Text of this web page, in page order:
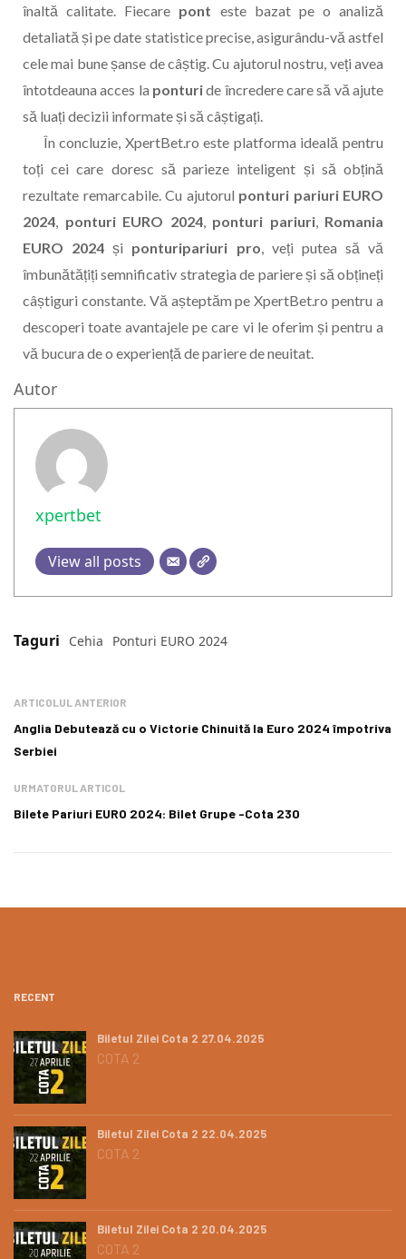
înaltă calitate. Fiecare pont este bazat pe o analiză
detaliată și pe date statistice precise, asigurându-vă astfel
cele mai bune șanse de câștig. Cu ajutorul nostru, veți avea
întotdeauna acces la ponturide încredere care să vă ajute
să luați decizii informate și să câștigați.
În concluzie, XpertBet.ro este platforma ideală pentru
toți cei care doresc să parieze inteligent și să obțină
rezultate remarcabile. Cu ajutorul ponturi pariuri EURO
2024, ponturi EURO 2024, ponturi pariuri, Romania
EURO 2024 și ponturipariuri pro, veți putea să vă
îmbunătățiți semnificativ strategia de pariere și să obțineți
câștiguri constante. Vă așteptăm pe XpertBet.ro pentru a
descoperi toate avantajele pe care vi le oferim și pentru a
vă bucura de o experiență de pariere de neuitat.
Autor
xpertbet
View all posts
Taguri Cehia Ponturi EURO 2024
ARTICOLUL ANTERIOR
Anglia Debutează cu o Victorie Chinuită la Euro 2024 împotriva
Serbiei
URMATORUL ARTICOL
Bilete Pariuri EURO 2024: Bilet Grupe -Cota 230
RECENT
Biletul Zilei Cota 2 27.04.2025
COTA 2
Biletul Zilei Cota 2 22.04.2025
COTA 2
Biletul Zilei Cota 2 20.04.2025
COTA 2